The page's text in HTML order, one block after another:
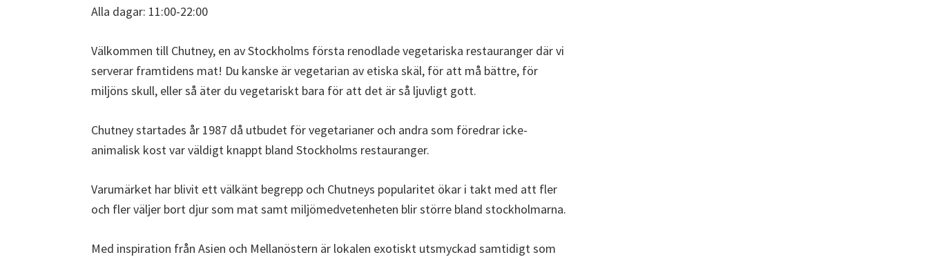
Alla dagar: 11:00-22:00
Välkommen till Chutney, en av Stockholms första renodlade vegetariska restauranger där vi
serverar framtidens mat! Du kanske är vegetarian av etiska skäl, för att må bättre, för
miljöns skull, eller så äter du vegetariskt bara för att det är så ljuvligt gott.
Chutney startades år 1987 då utbudet för vegetarianer och andra som föredrar icke-
animalisk kost var väldigt knappt bland Stockholms restauranger.
Varumärket har blivit ett välkänt begrepp och Chutneys popularitet ökar i takt med att fler
och fler väljer bort djur som mat samt miljömedvetenheten blir större bland stockholmarna.
Med inspiration från Asien och Mellanöstern är lokalen exotiskt utsmyckad samtidigt som